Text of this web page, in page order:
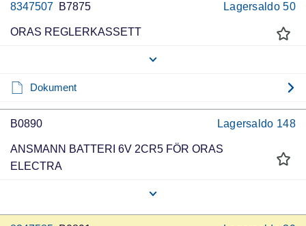
8347507 B7875 Lagersaldo 50
ORAS REGLERKASSETT
Dokument
B0890 Lagersaldo 148
ANSMANN BATTERI 6V 2CR5 FÖR ORAS
ELECTRA